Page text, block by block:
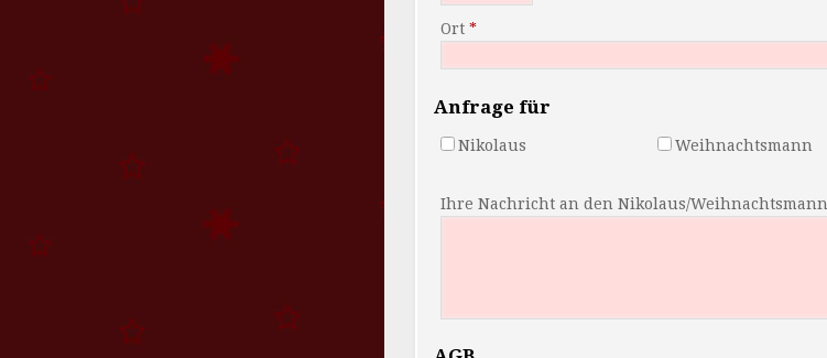
Ort
Anfrage für
Nikolaus Weihnachtsmann
Ihre Nachricht an den Nikolaus/Weihnachtsmann